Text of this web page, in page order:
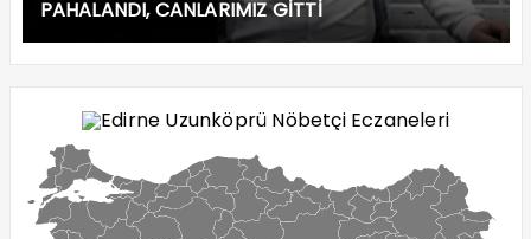
PAHALANDI, CANLARIMIZ GİTTİ